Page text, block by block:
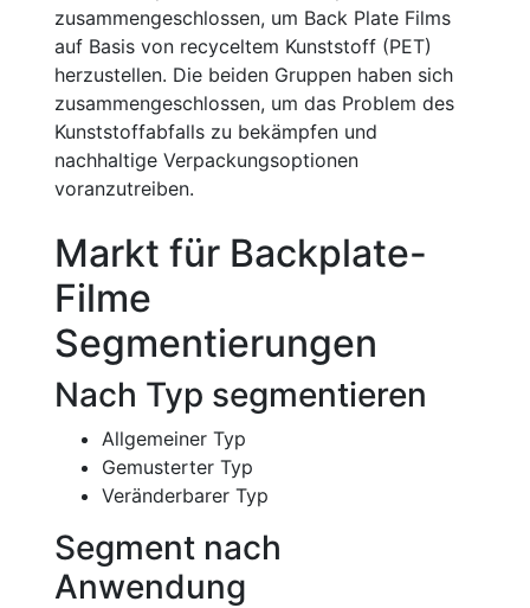
zusammengeschlossen, um Back Plate Films
auf Basis von recyceltem Kunststoff (PET)
herzustellen. Die beiden Gruppen haben sich
zusammengeschlossen, um das Problem des
Kunststoffabfalls zu bekämpfen und
nachhaltige Verpackungsoptionen
voranzutreiben.
Markt für Backplate-
Filme
Segmentierungen
Nach Typ segmentieren
Allgemeiner Typ
Gemusterter Typ
Veränderbarer Typ
Segment nach
Anwendung